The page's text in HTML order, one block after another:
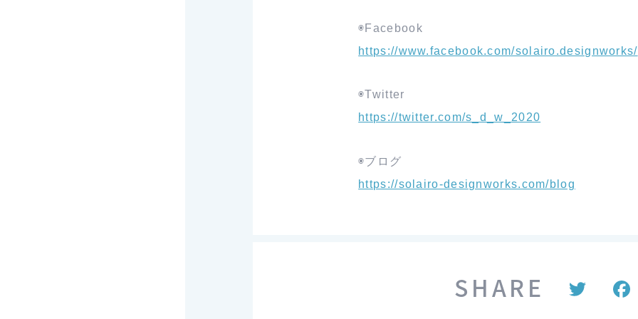
◉Facebook
https://www.facebook.com/solairo.designworks/
◉Twitter
https://twitter.com/s_d_w_2020
◉ブログ
https://solairo-designworks.com/blog
SHARE